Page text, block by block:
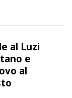
al Luzi
e
al